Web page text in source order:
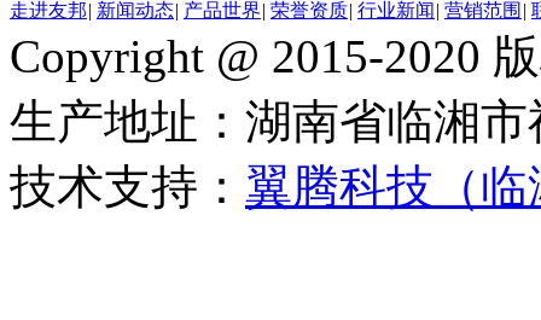
走进友邦| 新闻动态| 产品世界| 荣誉资质| 行业新闻 | 营销范围 |
Copyright @ 2015-2020
生产地址：湖南省临湘
技术支持： 翼腾科技（